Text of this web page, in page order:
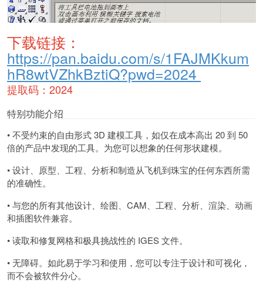
下载链接：
https://pan.baidu.com/s/1FAJMKkum
hR8wtVZhkBztiQ?pwd=2024
提取码：2024
特别功能介绍
• 不受约束的自由形式 3D 建模工具，如仅在成本高出 20 到 50
倍的产品中发现的工具。为您可以想象的任何形状建模。
• 设计、原型、工程、分析和制造从飞机到珠宝的任何东西所需
的准确性。
• 与您的所有其他设计、绘图、CAM、工程、分析、渲染、动画
和插图软件兼容。
• 读取和修复网格和极具挑战性的 IGES 文件。
• 无障碍。如此易于学习和使用，您可以专注于设计和可视化，
而不会被软件分心。